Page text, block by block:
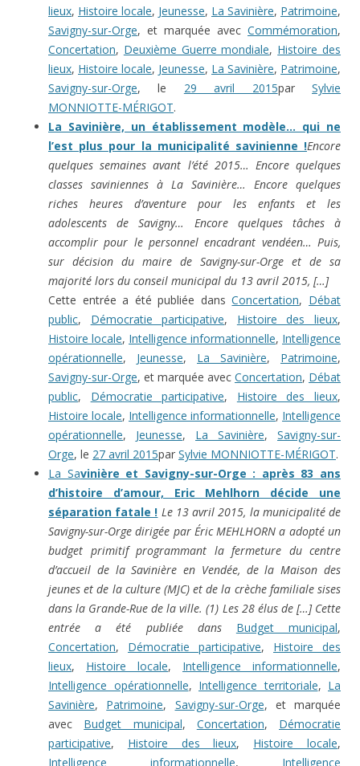
lieux, Histoire locale, Jeunesse, La Savinière, Patrimoine,
Savigny-sur-Orge, et marquée avec Commémoration,
Concertation, Deuxième Guerre mondiale, Histoire des
lieux, Histoire locale, Jeunesse, La Savinière, Patrimoine,
Savigny-sur-Orge, le 29 avril 2015parSylvie
MONNIOTTE-MÉRIGOT.
La Savinière, un établissement modèle… qui ne
l’est plus pour la municipalité savinienne !Encore
quelques semaines avant l’été 2015… Encore quelques
classes saviniennes à La Savinière… Encore quelques
riches heures d’aventure pour les enfants et les
adolescents de Savigny… Encore quelques tâches à
accomplir pour le personnel encadrant vendéen… Puis,
sur décision du maire de Savigny-sur-Orge et de sa
majorité lors du conseil municipal du 13 avril 2015, […]
Cette entrée a été publiée dansConcertation, Débat
public, Démocratie participative, Histoire des lieux,
Histoire locale, Intelligence informationnelle, Intelligence
opérationnelle, Jeunesse, La Savinière, Patrimoine,
Savigny-sur-Orge, et marquée avec Concertation, Débat
public, Démocratie participative, Histoire des lieux,
Histoire locale, Intelligence informationnelle, Intelligence
opérationnelle, Jeunesse, La Savinière, Savigny-sur-
Orge, le 27 avril 2015par Sylvie MONNIOTTE-MÉRIGOT.
La Savinière et Savigny-sur-Orge : après 83 ans
d’histoire d’amour, Eric Mehlhorn décide une
séparation fatale ! Le 13 avril 2015, la municipalité de
Savigny-sur-Orge dirigée par Éric MEHLHORN a adopté un
budget primitif programmant la fermeture du centre
d’accueil de la Savinière en Vendée, de la Maison des
jeunes et de la culture (MJC) et de la crèche familiale sises
dans la Grande-Rue de la ville. (1) Les 28 élus de […] Cette
entrée a été publiée dans Budget municipal,
Concertation, Démocratie participative, Histoire des
lieux, Histoire locale, Intelligence informationnelle,
Intelligence opérationnelle, Intelligence territoriale, La
Savinière, Patrimoine, Savigny-sur-Orge, et marquée
avec Budget municipal, Concertation, Démocratie
participative, Histoire des lieux, Histoire locale,
Intelligence informationnelle, Intelligence